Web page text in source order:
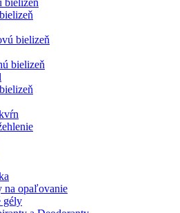
bielizeň
bielizeň
bielizeň
na opaľovanie
gély